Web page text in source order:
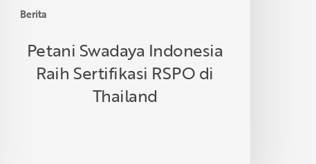
Berita
Petani Swadaya Indonesia
Raih Sertifikasi RSPO di
Thailand